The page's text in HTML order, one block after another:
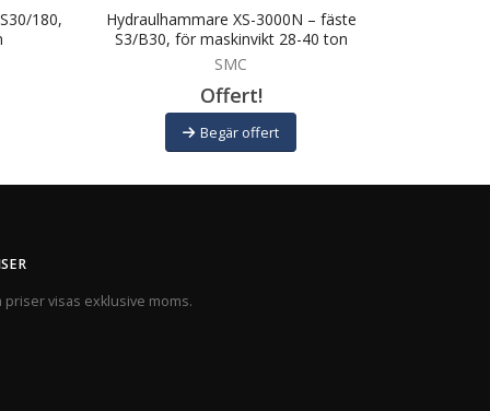
180,
Hydraulhammare XS-3000N – fäste
S3/B30, för maskinvikt 28-40 ton
SMC
Offert!
Begär offert
priser visas exklusive moms.